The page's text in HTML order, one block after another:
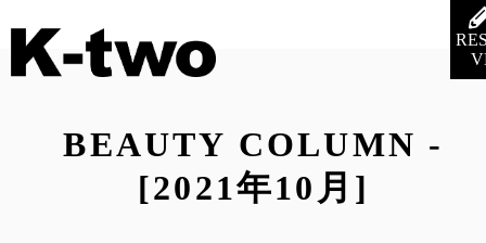
BEAUTY COLUMN -
[2021年10月]